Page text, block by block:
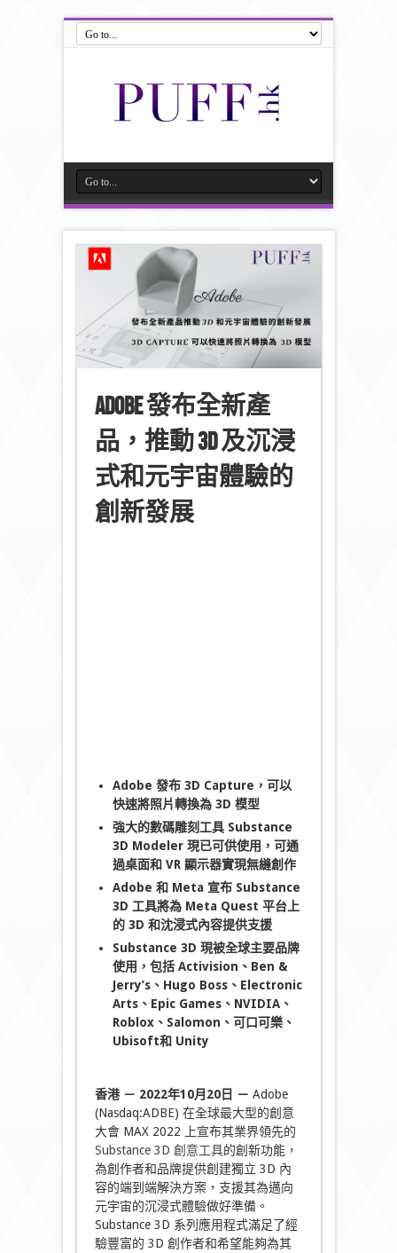
Adobe發布全新產
品 ， 推動3D及沉浸
式和元宇宙體驗的
創新發展
Adobe 發布 3D Capture，可以
快速將照片轉換為 3D 模型
強大的數碼雕刻工具 Substance
3D Modeler 現已可供使用，可通
過桌面和 VR 顯示器實現無縫創作
Adobe 和 Meta 宣布 Substance
3D 工具將為 Meta Quest 平台上
的 3D 和沈浸式內容提供支援
Substance 3D 現被全球主要品牌
使用，包括 Activision、Ben &
Jerry’s、Hugo Boss、Electronic
Arts、Epic Games、NVIDIA、
Roblox、Salomon、可口可樂、
Ubisoft和 Unity
香港 － 2022年10月20日 － Adobe
(Nasdaq:ADBE) 在全球最大型的創意
大會 MAX 2022 上宣布其業界領先的
Substance 3D 創意工具的創新功能，
為創作者和品牌提供創建獨立 3D 內
容的端到端解決方案，支援其為邁向
元宇宙的沉浸式體驗做好準備。
Substance 3D 系列應用程式滿足了經
驗豐富的 3D 創作者和希望能夠為其